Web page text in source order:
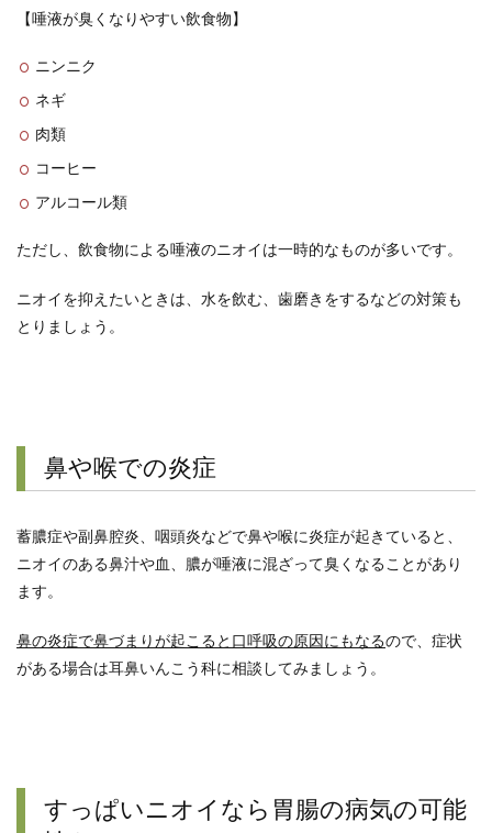
【唾液が臭くなりやすい飲食物】
ニンニク
ネギ
肉類
コーヒー
アルコール類
ただし、飲食物による唾液のニオイは一時的なものが多いです。
ニオイを抑えたいときは、水を飲む、歯磨きをするなどの対策も
とりましょう。
鼻や喉での炎症
蓄膿症や副鼻腔炎、咽頭炎などで鼻や喉に炎症が起きていると、
ニオイのある鼻汁や血、膿が唾液に混ざって臭くなることがあり
ます。
鼻の炎症で鼻づまりが起こると口呼吸の原因にもなるので、症状
がある場合は耳鼻いんこう科に相談してみましょう。
すっぱいニオイなら胃腸の病気の可能